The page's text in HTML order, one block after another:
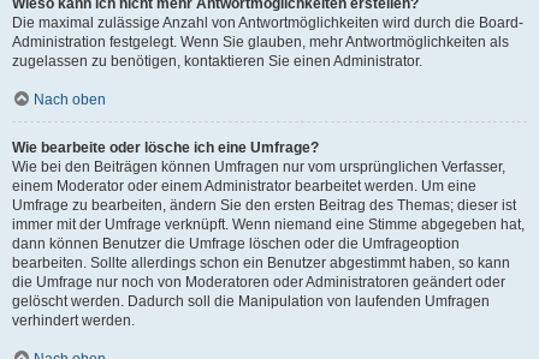
Wieso kann ich nicht mehr Antwortmöglichkeiten erstellen?
Die maximal zulässige Anzahl von Antwortmöglichkeiten wird durch die Board-
Administration festgelegt. Wenn Sie glauben, mehr Antwortmöglichkeiten als
zugelassen zu benötigen, kontaktieren Sie einen Administrator.
Nach oben
Wie bearbeite oder lösche ich eine Umfrage?
Wie bei den Beiträgen können Umfragen nur vom ursprünglichen Verfasser,
einem Moderator oder einem Administrator bearbeitet werden. Um eine
Umfrage zu bearbeiten, ändern Sie den ersten Beitrag des Themas; dieser ist
immer mit der Umfrage verknüpft. Wenn niemand eine Stimme abgegeben hat,
dann können Benutzer die Umfrage löschen oder die Umfrageoption
bearbeiten. Sollte allerdings schon ein Benutzer abgestimmt haben, so kann
die Umfrage nur noch von Moderatoren oder Administratoren geändert oder
gelöscht werden. Dadurch soll die Manipulation von laufenden Umfragen
verhindert werden.